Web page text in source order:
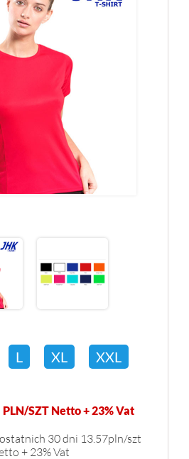
L XL XXL
PLN/SZT Netto + 23% Vat
30 dni 13.57pln/szt
+ 23% Vat